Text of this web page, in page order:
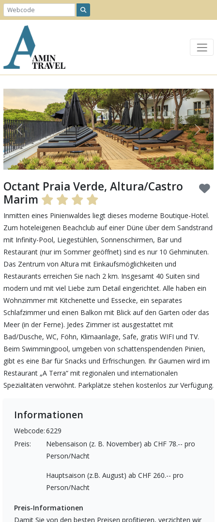
Previous Next
Octant Praia Verde, Altura/Castro
Marim
Inmitten eines Pinienwaldes liegt dieses moderne Boutique-Hotel.
Zum hoteleigenen Beachclub auf einer Düne über dem Sandstrand
mit Infinity-Pool, Liegestühlen, Sonnenschirmen, Bar und
Restaurant (nur im Sommer geöffnet) sind es nur 10 Gehminuten.
Das Zentrum von Altura mit Einkaufsmöglichkeiten und
Restaurants erreichen Sie nach 2 km. Insgesamt 40 Suiten sind
modern und mit viel Liebe zum Detail eingerichtet. Alle haben ein
Wohnzimmer mit Kitchenette und Essecke, ein separates
Schlafzimmer und einen Balkon mit Blick auf den Garten oder das
Meer (in der Ferne). Jedes Zimmer ist ausgestattet mit
Bad/Dusche, WC, Föhn, Klimaanlage, Safe, gratis WIFI und TV.
Beim Swimmingpool, umgeben von schattenspendenden Pinien,
gibt es eine Bar für Snacks und Erfrischungen. Ihr Gaumen wird im
Restaurant „A Terra“ mit regionalen und internationalen
Spezialitäten verwöhnt. Parkplätze stehen kostenlos zur Verfügung.
Informationen
Webcode:6229
Preis:
Nebensaison (z. B. November) ab CHF 78.-- pro
Person/Nacht
Hauptsaison (z.B. August) ab CHF 260.-- pro
Person/Nacht
Preis-Informationen
Damit Sie von den besten Preisen profitieren, verzichten wir